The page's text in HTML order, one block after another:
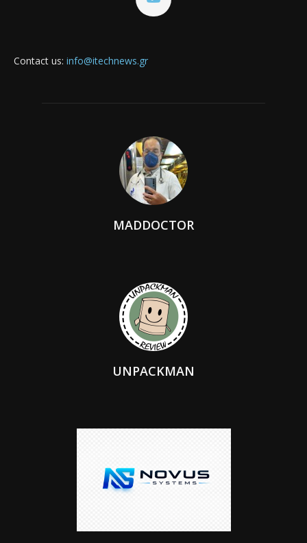
Contact us: info@itechnews.gr
MADDOCTOR
UNPACKMAN